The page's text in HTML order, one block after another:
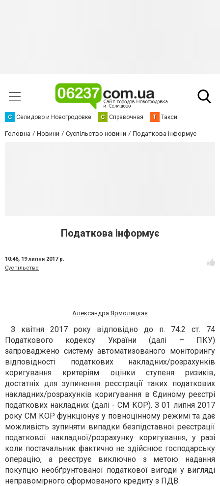
С Селидово и Новогродовке С Справочная Т Такси
Головна Новини Суспільство новини Податкова інформує
Податкова інформує
10:46, 19 липня 2017 р.
Суспільство
Александра Ярмолицкая
З квітня 2017 року відповідно до п. 74.2 ст. 74
Податкового кодексу України (далі – ПКУ)
запроваджено систему автоматизованого моніторингу
відповідності податкових накладних/розрахунків
коригування критеріям оцінки ступеня ризиків,
достатніх для зупинення реєстрації таких податкових
накладних/розрахунків коригування в Єдиному реєстрі
податкових накладних (далі - СМ КОР). З 01 липня 2017
року СМ КОР функціонує у повноцінному режимі та дає
можливість зупиняти випадки безпідставної реєстрації
податкової накладної/розрахунку коригування, у разі
коли постачальник фактично не здійснює господарську
операцію, а реєструє виключно з метою надання
покупцю необґрунтованої податкової вигоди у вигляді
неправомірного сформованого кредиту з ПДВ.